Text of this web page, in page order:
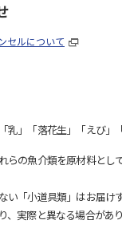
セルについて
乳」「落花生」「えび」
の魚介類を原材料とし
「小道具類」はお届け
実際と異なる場合があり